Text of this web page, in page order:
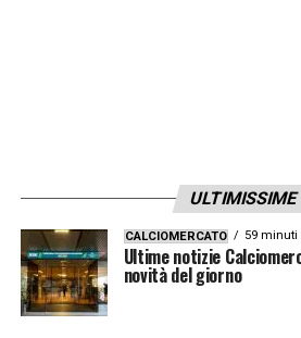
LA PLAYLIST DELLE
ULTIMISSIME
CALCIOMERCATO 59 minuti
Ultime notizie
novità del giorno